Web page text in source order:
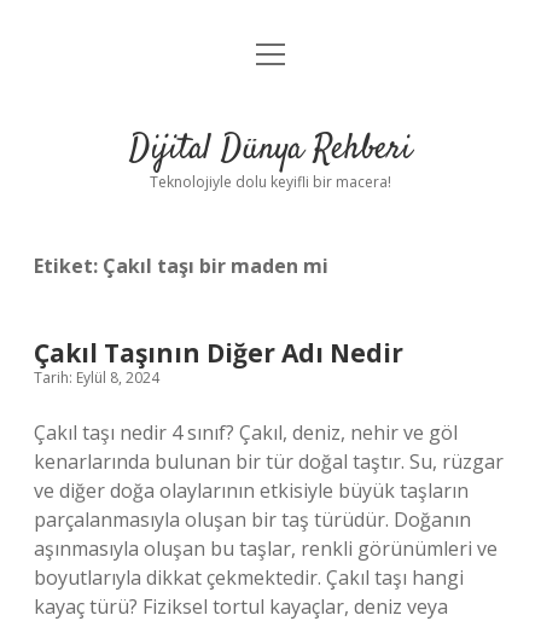
Anasayfa
Yasal Uyarı
menüyü
Dijital Dünya Rehberi
Teknolojiyle dolu keyifli bir macera!
Etiket: Çakıl taşı bir maden mi
Çakıl Taşının Diğer Adı Nedir
Tarih: Eylül 8, 2024
Çakıl taşı nedir 4 sınıf? Çakıl, deniz, nehir ve göl
kenarlarında bulunan bir tür doğal taştır. Su, rüzgar
ve diğer doğa olaylarının etkisiyle büyük taşların
parçalanmasıyla oluşan bir taş türüdür. Doğanın
aşınmasıyla oluşan bu taşlar, renkli görünümleri ve
boyutlarıyla dikkat çekmektedir. Çakıl taşı hangi
kayaç türü? Fiziksel tortul kayaçlar, deniz veya